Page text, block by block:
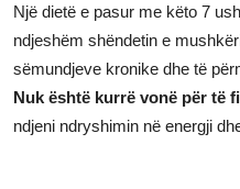
Një dietë e pasur me këto 7
ndjeshëm shëndetin e
sëmundjeve kronike dhe të
Nuk është kurrë vonë për të
ndjeni ndryshimin në energji